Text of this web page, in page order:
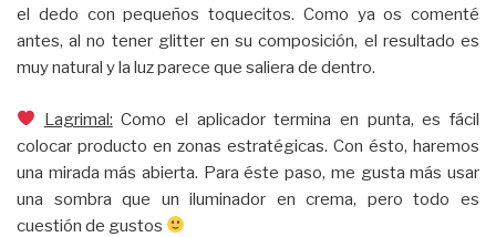
el dedo con pequeños toquecitos. Como ya os comenté
antes, al no tener glitter en su composición, el resultado es
muy natural y la luz parece que saliera de dentro.
Lagrimal: Como el aplicador termina en punta, es fácil
colocar producto en zonas estratégicas. Con ésto, haremos
una mirada más abierta. Para éste paso, me gusta más usar
una sombra que un iluminador en crema, pero todo es
cuestión de gustos